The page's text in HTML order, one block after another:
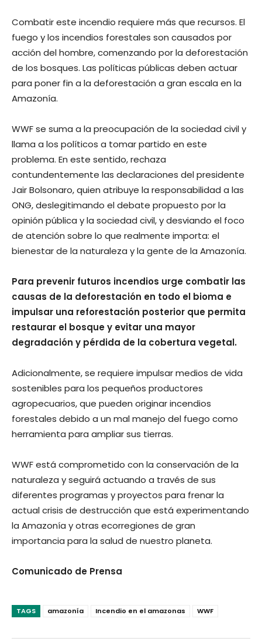
Combatir este incendio requiere más que recursos. El
fuego y los incendios forestales son causados por
acción del hombre, comenzando por la deforestación
de los bosques. Las políticas públicas deben actuar
para poner fin a la deforestación a gran escala en la
Amazonía.
WWF se suma a la preocupación de la sociedad civil y
llama a los políticos a tomar partido en este
problema. En este sentido, rechaza
contundentemente las declaraciones del presidente
Jair Bolsonaro, quien atribuye la responsabilidad a las
ONG, deslegitimando el debate propuesto por la
opinión pública y la sociedad civil, y desviando el foco
de atención sobre lo que realmente importa: el
bienestar de la naturaleza y la gente de la Amazonía.
Para prevenir futuros incendios urge combatir las
causas de la deforestación en todo el bioma e
impulsar una reforestación posterior que permita
restaurar el bosque y evitar una mayor
degradación y pérdida de la cobertura vegetal.
Adicionalmente, se requiere impulsar medios de vida
sostenibles para los pequeños productores
agropecuarios, que pueden originar incendios
forestales debido a un mal manejo del fuego como
herramienta para ampliar sus tierras.
WWF está comprometido con la conservación de la
naturaleza y seguirá actuando a través de sus
diferentes programas y proyectos para frenar la
actual crisis de destrucción que está experimentando
la Amazonía y otras ecorregiones de gran
importancia para la salud de nuestro planeta.
Comunicado de Prensa
TAGS amazonía Incendio en el amazonas WWF